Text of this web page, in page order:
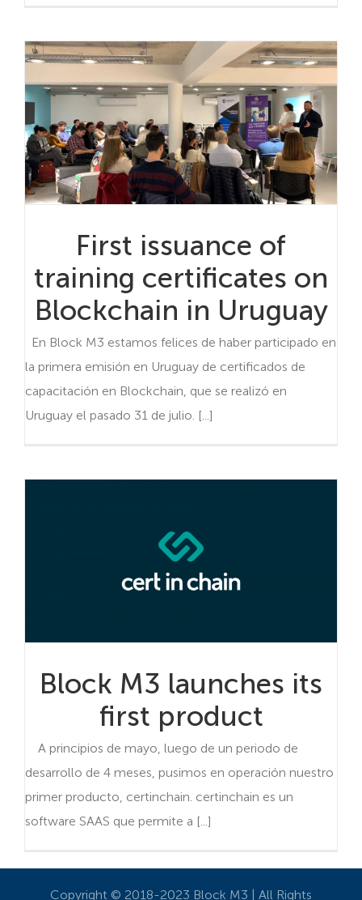
First issuance of
training certificates on
Blockchain in Uruguay
En Block M3 estamos felices de haber participado en
la primera emisión en Uruguay de certificados de
capacitación en Blockchain, que se realizó en
Uruguay el pasado 31 de julio. [...]
Block M3 launches its
first product
A principios de mayo, luego de un periodo de
desarrollo de 4 meses, pusimos en operación nuestro
primer producto, certinchain. certinchain es un
software SAAS que permite a [...]
Copyright © 2018-2023 Block M3 | All Rights